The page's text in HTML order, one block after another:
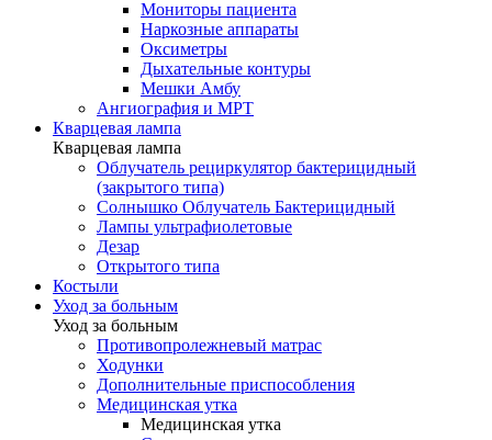
Мониторы пациента
Наркозные аппараты
Оксиметры
Дыхательные контуры
Мешки Амбу
Ангиография и МРТ
Кварцевая лампа
Кварцевая лампа
Облучатель рециркулятор бактерицидный
(закрытого типа)
Солнышко Облучатель Бактерицидный
Лампы ультрафиолетовые
Дезар
Открытого типа
Костыли
Уход за больным
Уход за больным
Противопролежневый матрас
Ходунки
Дополнительные приспособления
Медицинская утка
Медицинская утка